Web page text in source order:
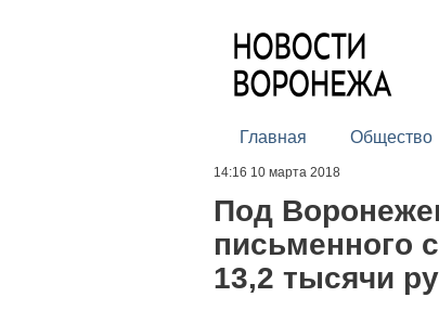
Главная Общество
14:16 10 марта 2018
Под
письменного
13,2 тысячи